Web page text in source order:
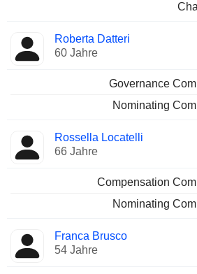
Roberta Datteri
60 Jahre
Governance
Nominating
Rossella Locatelli
66 Jahre
Compensation
Nominating
Franca Brusco
54 Jahre